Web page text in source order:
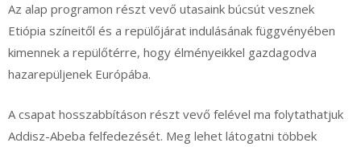
Az alap programon részt vevő utasaink búcsút vesznek
Etiópia színeitől és a repülőjárat indulásának függvényében
kimennek a repülőtérre, hogy élményeikkel gazdagodva
hazarepüljenek Európába.
A csapat hosszabbításon részt vevő felével ma folytathatjuk
Addisz-Abeba felfedezését. Meg lehet látogatni többek